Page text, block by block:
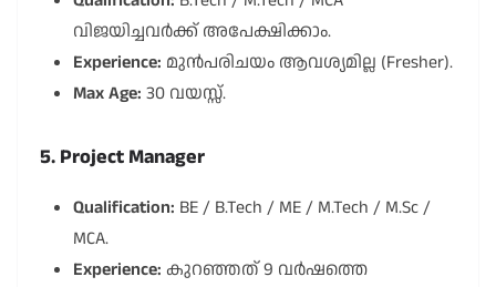
വിജയിച്ചവർക്ക് അപേക്ഷിക്കാം.
Experience: മുൻപരിചയം ആവശ്യമില്ല (Fresher).
Max Age: 30 വയസ്സ്.
5. Project Manager
Qualification: BE / B.Tech / ME / M.Tech / M.Sc /
MCA.
Experience: കുറഞ്ഞത് 9 വർഷത്തെ